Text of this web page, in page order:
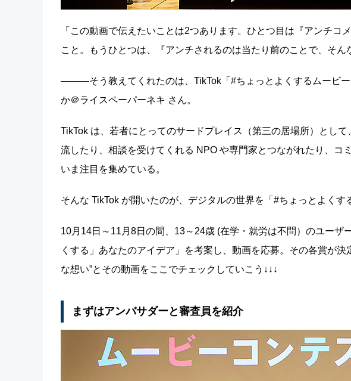
「この動画で伝えたいことは2つあります。ひとつ目は『アンチコ
こと。もうひとつは、『アンチされるのは当たり前のことで、そん
―――そう教えてくれたのは、TikTok「#ちょっとよくするムービ
か＠ライスペーパーネキ さん。
TikTok は、若者にとってのサードプレイス（第三の居場所）とし
流したり、相談を受けてくれる NPO や専門家とつながれたり、コ
いま注目を集めている。
そんな TikTok が開いたのが、デジタルの世界を「#ちょっとよくす
10月14日～11月8日の間、13～24歳 (在学・就労は不問）のユーザ
くする」あなたのアイデア」を考案し、動画を応募。その各賞が
な想い”とその動画をここでチェックしていこう↓↓↓
まずはアンバサダーと審査員を紹介